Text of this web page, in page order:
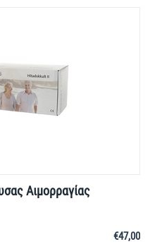
Αιμορραγίας
€47,00